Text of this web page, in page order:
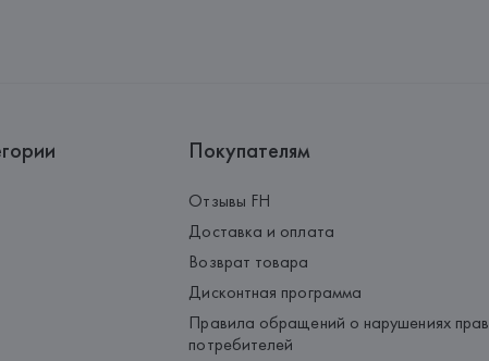
Покупателям
Отзывы FH
Доставка и оплата
Возврат товара
Дисконтная программа
Правила обращений о нарушениях прав
потребителей